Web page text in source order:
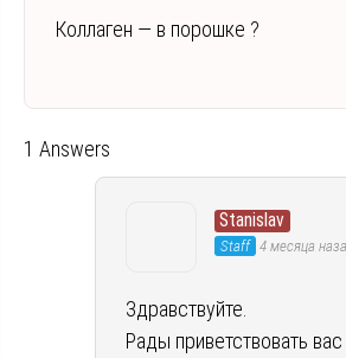
Коллаген — в порошке ?
1 Answers
Stanislav
Staff 4 месяца
Здравствуйте.
Рады приветствовать вас